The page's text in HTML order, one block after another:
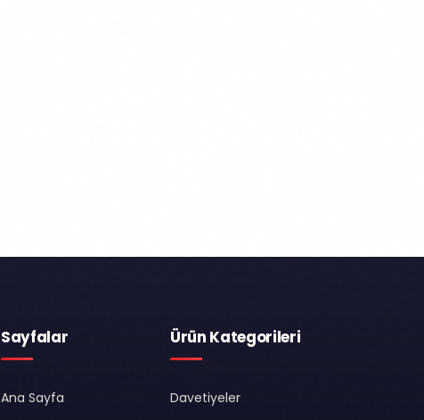
Sayfalar
Ana Sayfa
Ürün Kategorileri
Davetiyeler